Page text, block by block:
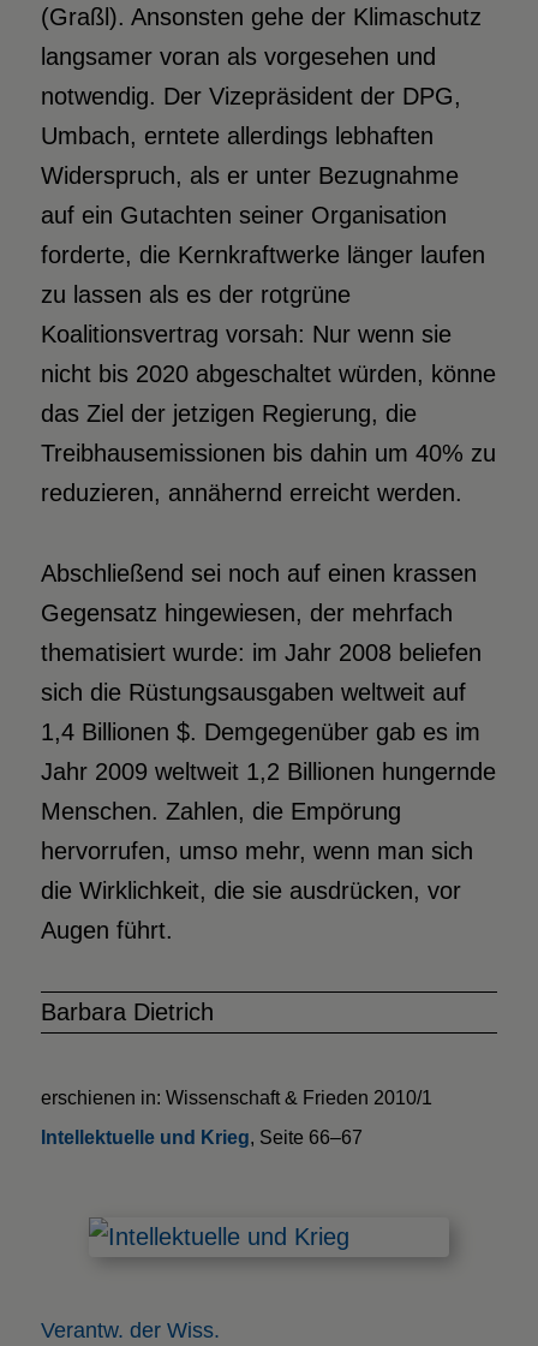
Verantw. der Wiss.
(Graßl). Ansonsten gehe der Klimaschutz
langsamer voran als vorgesehen und
notwendig. Der Vizepräsident der DPG,
Umbach, erntete allerdings lebhaften
Widerspruch, als er unter Bezugnahme
auf ein Gutachten seiner Organisation
forderte, die Kernkraftwerke länger laufen
zu lassen als es der rotgrüne
Koalitionsvertrag vorsah: Nur wenn sie
nicht bis 2020 abgeschaltet würden, könne
das Ziel der jetzigen Regierung, die
Treibhausemissionen bis dahin um 40% zu
reduzieren, annähernd erreicht werden.
Abschließend sei noch auf einen krassen
Gegensatz hingewiesen, der mehrfach
thematisiert wurde: im Jahr 2008 beliefen
sich die Rüstungsausgaben weltweit auf
1,4 Billionen $. Demgegenüber gab es im
Jahr 2009 weltweit 1,2 Billionen hungernde
Menschen. Zahlen, die Empörung
hervorrufen, umso mehr, wenn man sich
die Wirklichkeit, die sie ausdrücken, vor
Augen führt.
Barbara Dietrich
erschienen in: Wissenschaft & Frieden 2010/1
Intellektuelle und Krieg, Seite 66–67